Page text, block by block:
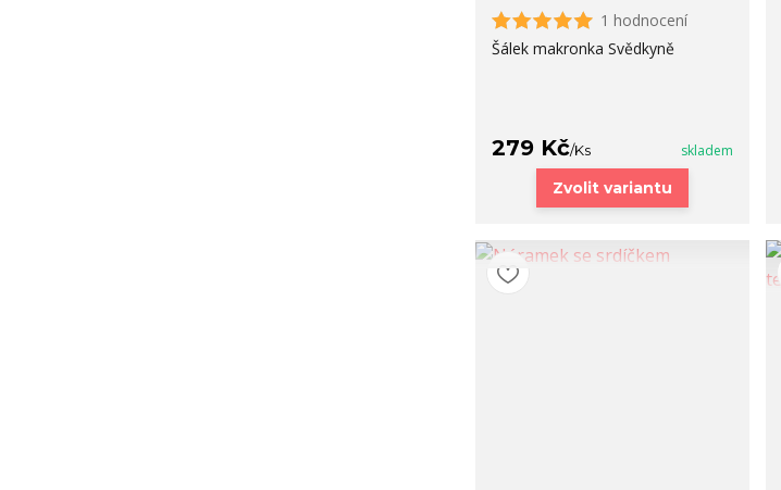
1 hodnocení
Šálek makronka Svědkyně
279 Kč/Ks skladem
Zvolit variantu